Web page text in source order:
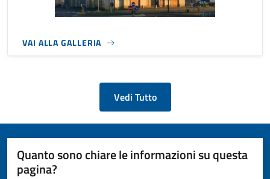
VAI ALLA GALLERIA
Vedi Tutto
Quanto sono chiare le informazioni su questa
pagina?